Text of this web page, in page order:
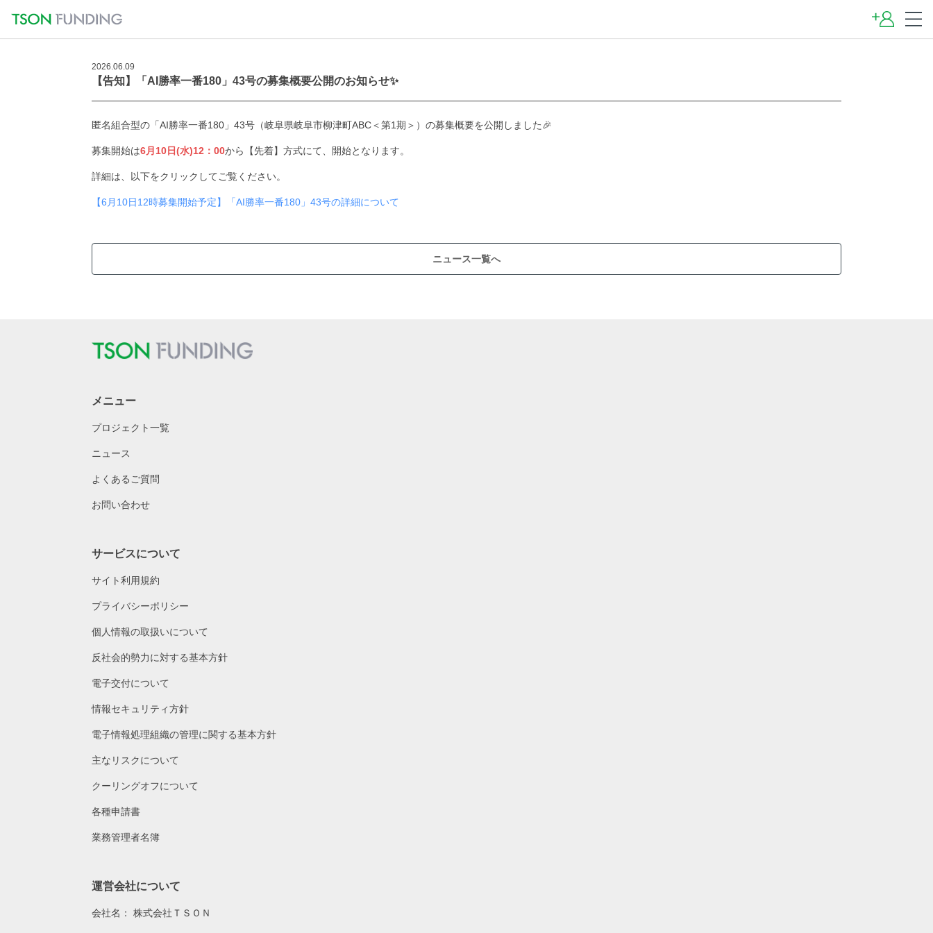
2026.06.09
【告知】「AI勝率一番180」43号の募集概要公開のお知らせ✨
匿名組合型の「AI勝率一番180」43号（岐阜県岐阜市柳津町ABC＜第1期＞）の募集概要を公開しました🎉
募集開始は6月10日(水)12：00から【先着】方式にて、開始となります。
詳細は、以下をクリックしてご覧ください。
【6月10日12時募集開始予定】「AI勝率一番180」43号の詳細について
ニュース一覧へ
メニュー
プロジェクト一覧
ニュース
よくあるご質問
お問い合わせ
サービスについて
サイト利用規約
プライバシーポリシー
個人情報の取扱いについて
反社会的勢力に対する基本方針
電子交付について
情報セキュリティ方針
電子情報処理組織の管理に関する基本方針
主なリスクについて
クーリングオフについて
各種申請書
業務管理者名簿
運営会社について
会社名： 株式会社ＴＳＯＮ